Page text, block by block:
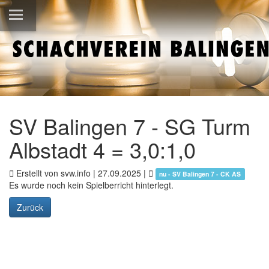
SV Balingen 7 - SG Turm
Albstadt 4 = 3,0:1,0
Erstellt von svw.info | 27.09.2025 | nu - SV Balingen 7 - CK AS
Es wurde noch kein Spielberricht hinterlegt.
Zurück